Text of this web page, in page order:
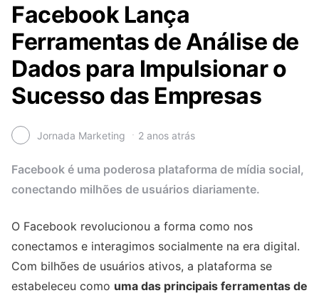
Facebook Lança
Ferramentas de Análise de
Dados para Impulsionar o
Sucesso das Empresas
Jornada Marketing 2 anos atrás
Facebook é uma poderosa plataforma de mídia social,
conectando milhões de usuários diariamente.
O Facebook revolucionou a forma como nos
conectamos e interagimos socialmente na era digital.
Com bilhões de usuários ativos, a plataforma se
estabeleceu como uma das principais ferramentas de